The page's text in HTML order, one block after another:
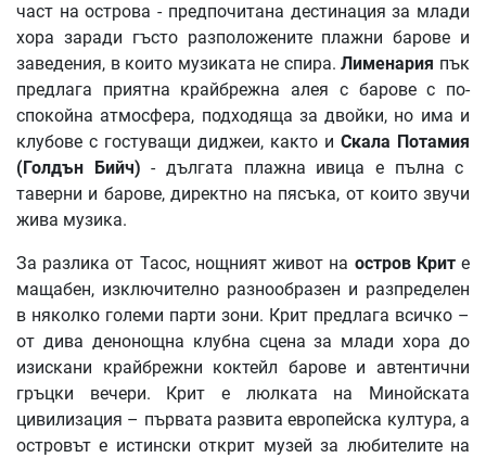
част на острова - предпочитана дестинация за млади
хора заради гъсто разположените плажни барове и
заведения, в които музиката не спира.Лименария пък
предлага приятна крайбрежна алея с барове с по-
спокойна атмосфера, подходяща за двойки, но има и
клубове с гостуващи диджеи, както и Скала Потамия
(Голдън Бийч) - дългата плажна ивица е пълна с
таверни и барове, директно на пясъка, от които звучи
жива музика.
За разлика от Тасос, нощният живот на остров Крите
мащабен, изключително разнообразен и разпределен
в няколко големи парти зони. Крит предлага всичко –
от дива денонощна клубна сцена за млади хора до
изискани крайбрежни коктейл барове и автентични
гръцки вечери. Крит е люлката на Минойската
цивилизация – първата развита европейска култура, а
островът е истински открит музей за любителите на